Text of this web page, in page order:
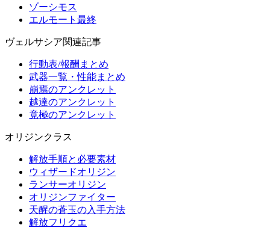
ゾーシモス
エルモート最終
ヴェルサシア関連記事
行動表/報酬まとめ
武器一覧・性能まとめ
崩焉のアンクレット
越達のアンクレット
竟極のアンクレット
オリジンクラス
解放手順と必要素材
ウィザードオリジン
ランサーオリジン
オリジンファイター
天醒の蒼玉の入手方法
解放フリクエ